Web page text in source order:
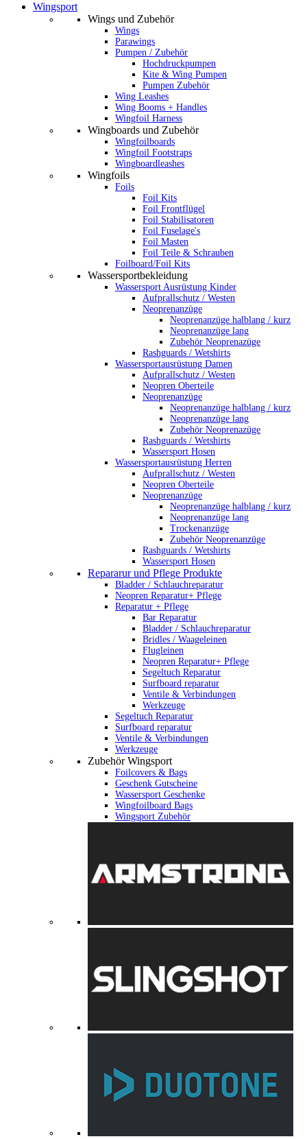
Wingsport
Wings und Zubehör
Wings
Parawings
Pumpen / Zubehör
Hochdruckpumpen
Kite & Wing Pumpen
Pumpen Zubehör
Wing Leashes
Wing Booms + Handles
Wingfoil Harness
Wingboards und Zubehör
Wingfoilboards
Wingfoil Footstraps
Wingboardleashes
Wingfoils
Foils
Foil Kits
Foil Frontflügel
Foil Stabilisatoren
Foil Fuselage's
Foil Masten
Foil Teile & Schrauben
Foilboard/Foil Kits
Wassersportbekleidung
Wassersport Ausrüstung Kinder
Aufprallschutz / Westen
Neoprenanzüge
Neoprenanzüge halblang / kurz
Neoprenanzüge lang
Zubehör Neoprenazüge
Rashguards / Wetshirts
Wassersportausrüstung Damen
Aufprallschutz / Westen
Neopren Oberteile
Neoprenanzüge
Neoprenanzüge halblang / kurz
Neoprenanzüge lang
Zubehör Neoprenazüge
Rashguards / Wetshirts
Wassersport Hosen
Wassersportausrüstung Herren
Aufprallschutz / Westen
Neopren Oberteile
Neoprenanzüge
Neoprenanzüge halblang / kurz
Neoprenanzüge lang
Trockenanzüge
Zubehör Neoprenanzüge
Rashguards / Wetshirts
Wassersport Hosen
Repararur und Pflege Produkte
Bladder / Schlauchreparatur
Neopren Reparatur+ Pflege
Reparatur + Pflege
Bar Reparatur
Bladder / Schlauchreparatur
Bridles / Waageleinen
Flugleinen
Neopren Reparatur+ Pflege
Segeltuch Reparatur
Surfboard reparatur
Ventile & Verbindungen
Werkzeuge
Segeltuch Reparatur
Surfboard reparatur
Ventile & Verbindungen
Werkzeuge
Zubehör Wingsport
Foilcovers & Bags
Geschenk Gutscheine
Wassersport Geschenke
Wingfoilboard Bags
Wingsport Zubehör